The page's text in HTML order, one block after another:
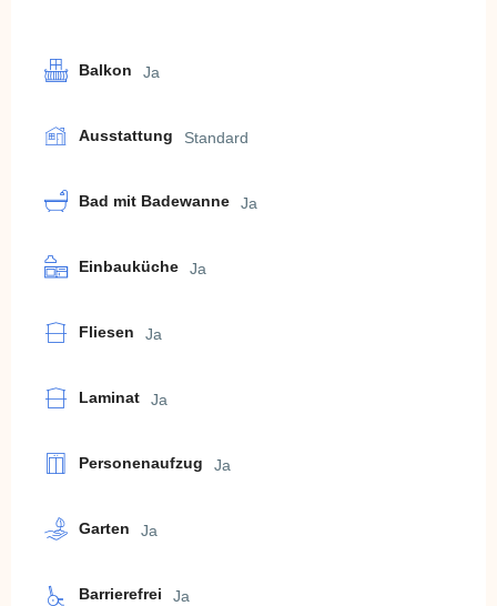
Balkon Ja
Ausstattung Standard
Bad mit Badewanne Ja
Einbauküche Ja
Fliesen Ja
Laminat Ja
Personenaufzug Ja
Garten Ja
Barrierefrei Ja